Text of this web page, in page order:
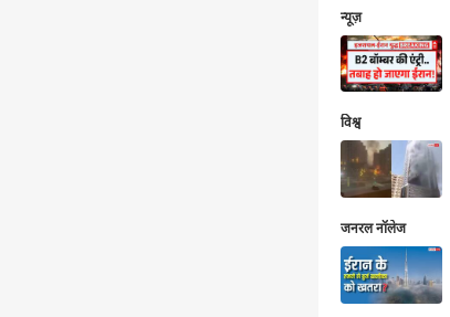
न्यूज़
विश्व
जनरल नॉलेज